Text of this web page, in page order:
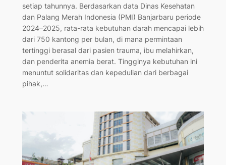
setiap tahunnya. Berdasarkan data Dinas Kesehatan
dan Palang Merah Indonesia (PMI) Banjarbaru periode
2024–2025, rata-rata kebutuhan darah mencapai lebih
dari 750 kantong per bulan, di mana permintaan
tertinggi berasal dari pasien trauma, ibu melahirkan,
dan penderita anemia berat. Tingginya kebutuhan ini
menuntut solidaritas dan kepedulian dari berbagai
pihak,…